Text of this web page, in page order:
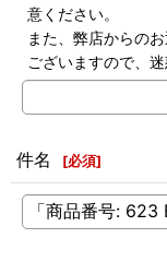
意ください。
また、弊店からの
ございますので、
件名 [必須]